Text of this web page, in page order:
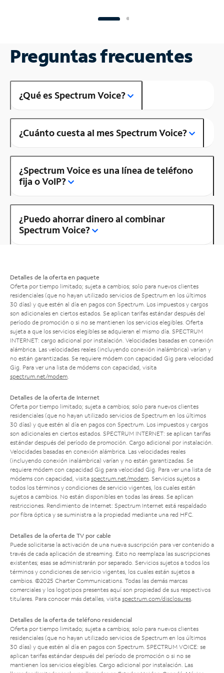
Preguntas frecuentes
¿Qué es Spectrum Voice?
¿Cuánto cuesta al mes Spectrum Voice?
¿Spectrum Voice es una línea de teléfono
fija o VoIP?
¿Puedo ahorrar dinero al combinar
Spectrum Voice?
Detalles de la oferta en paquete
Oferta por tiempo limitado; sujeta a cambios; solo para nuevos clientes
residenciales (que no hayan utilizado servicios de Spectrum en los últimos
30 días) y que estén al día en pagos con Spectrum. Los impuestos y cargos
son adicionales en ciertos estados. Se aplican tarifas estándar después del
período de promoción o si no se mantienen los servicios elegibles. Oferta
sujeta a que los servicios elegibles se adquieran el mismo día. SPECTRUM
INTERNET: cargo adicional por instalación. Velocidades basadas en conexión
alámbrica. Las velocidades reales (incluyendo conexión inalámbrica) varían y
no están garantizadas. Se requiere módem con capacidad Gig para velocidad
Gig. Para ver una lista de módems con capacidad, visita
spectrum.net/modem
Detalles de la oferta de Internet
Oferta por tiempo limitado; sujeta a cambios; solo para nuevos clientes
residenciales (que no hayan utilizado servicios de Spectrum en los últimos
30 días) y que estén al día en pagos con Spectrum. Los impuestos y cargos
son adicionales en ciertos estados. SPECTRUM INTERNET: se aplican tarifas
estándar después del período de promoción. Cargo adicional por instalación.
Velocidades basadas en conexión alámbrica. Las velocidades reales
(incluyendo conexión inalámbrica) varían y no están garantizadas. Se
requiere módem con capacidad Gig para velocidad Gig. Para ver una lista de
módems con capacidad, visita spectrum.net/modem . Servicios sujetos a
todos los términos y condiciones de servicio vigentes, los cuales están
sujetos a cambios. No están disponibles en todas las áreas. Se aplican
restricciones. Rendimiento de Internet: Spectrum Internet está respaldado
por fibra óptica y se suministra a la propiedad mediante una red HFC.
Detalles de la oferta de TV por cable
Puede solicitarse la activación de una nueva suscripción para ver contenido a
través de cada aplicación de streaming. Esto no reemplaza las suscripciones
existentes; esas se administrarán por separado. Servicios sujetos a todos los
términos y condiciones de servicio vigentes, los cuales están sujetos a
cambios. ©2025 Charter Communications. Todas las demás marcas
comerciales y los logotipos presentes aquí son propiedad de sus respectivos
titulares. Para conocer más detalles, visita spectrum.com/disclosures
Detalles de la oferta de teléfono residencial
Oferta por tiempo limitado; sujeta a cambios; solo para nuevos clientes
residenciales (que no hayan utilizado servicios de Spectrum en los últimos
30 días) y que estén al día en pagos con Spectrum. SPECTRUM VOICE: se
aplican tarifas estándar después del período de promoción o si no se
mantienen los servicios elegibles. Cargo adicional por instalación. Las